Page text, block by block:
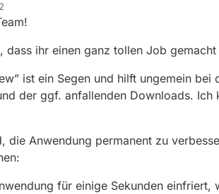
dass ihr einen ganz tollen Job
ist ein Segen und hilft ungemein
der ggf. anfallenden Downloads.
die Anwendung permanent zu
für einige Sekunden